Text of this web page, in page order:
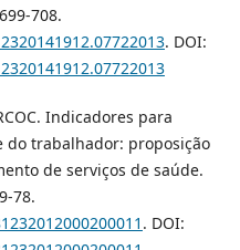
708.
. DOI:
Indicadores para
do trabalhador: proposição
de serviços de saúde.
78.
. DOI: